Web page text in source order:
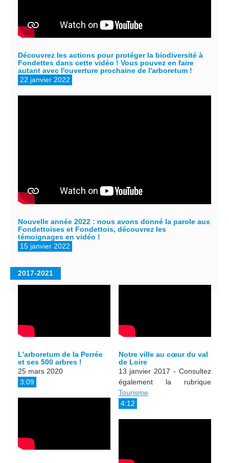
Découvrez les actions pour protéger la biodiversité à
Fondettes dans cette vidéo ! Vous pouvez en faire
autant avec l'ouverture prochaine de l'arboretum !
22 janvier 2022
Nouvelle année 2022 : nous avons donné la parole aux
Fondettoises et Fondettois, découvrez les
témoignages en vidéo !
15 janvier 2022
2017-2021
L'arboretum de la Perrée
et ses 500 arbres !
25 mars 2020
3:09
Notre ville au cœur du val
de Loire
13 janvier 2017 - Consultez
également la rubrique
Tourisme
4:12